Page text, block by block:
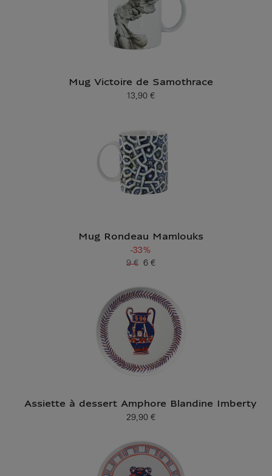
Mug Victoire de Samothrace
Prix ​​actuel
13,90 €
Mug Rondeau Mamlouks
-33%
Prix ​​actuel
6 €
Ancien prix
9 €
Assiette à dessert Amphore Blandine Imberty
Prix ​​actuel
29,90 €